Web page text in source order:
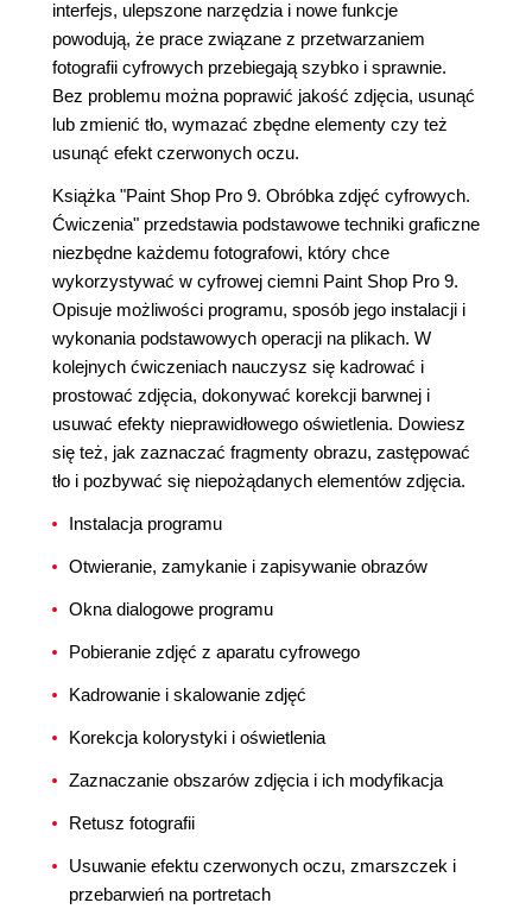
interfejs, ulepszone narzędzia i nowe funkcje
powodują, że prace związane z przetwarzaniem
fotografii cyfrowych przebiegają szybko i sprawnie.
Bez problemu można poprawić jakość zdjęcia, usunąć
lub zmienić tło, wymazać zbędne elementy czy też
usunąć efekt czerwonych oczu.
Książka "Paint Shop Pro 9. Obróbka zdjęć cyfrowych.
Ćwiczenia" przedstawia podstawowe techniki graficzne
niezbędne każdemu fotografowi, który chce
wykorzystywać w cyfrowej ciemni Paint Shop Pro 9.
Opisuje możliwości programu, sposób jego instalacji i
wykonania podstawowych operacji na plikach. W
kolejnych ćwiczeniach nauczysz się kadrować i
prostować zdjęcia, dokonywać korekcji barwnej i
usuwać efekty nieprawidłowego oświetlenia. Dowiesz
się też, jak zaznaczać fragmenty obrazu, zastępować
tło i pozbywać się niepożądanych elementów zdjęcia.
Instalacja programu
Otwieranie, zamykanie i zapisywanie obrazów
Okna dialogowe programu
Pobieranie zdjęć z aparatu cyfrowego
Kadrowanie i skalowanie zdjęć
Korekcja kolorystyki i oświetlenia
Zaznaczanie obszarów zdjęcia i ich modyfikacja
Retusz fotografii
Usuwanie efektu czerwonych oczu, zmarszczek i
przebarwień na portretach